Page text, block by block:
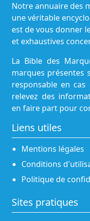
Notre annuaire des
une véritable
est de vous donner
et exhaustives
La Bible des
marques présentes
responsable en
relevez des
en faire part pour
Liens utiles
Mentions légales
Conditions
Politique de
Sites pratiques